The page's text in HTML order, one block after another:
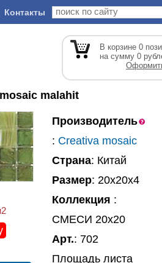
Контакты
В корзине 0
на сумму 0
malahit
Производитель
: Creativa mosaic
Страна: Китай
Размер: 20x20x4
Коллекция :
СМЕСИ 20х20
Арт.: 702
Площадь листа